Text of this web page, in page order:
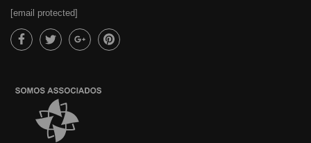
[email protected]